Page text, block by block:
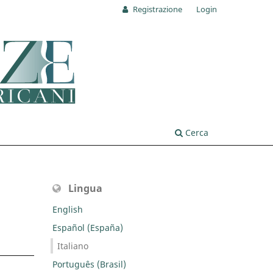
Cerca
Registrazione Login
Lingua
English
Español (España)
Italiano
Português (Brasil)